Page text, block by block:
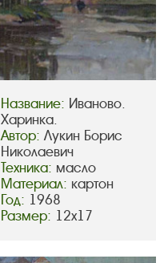
Название: Иваново.
Харинка.
Автор: Лукин Борис
Николаевич
Техника: масло
Материал: картон
Год: 1968
Размер: 12х17